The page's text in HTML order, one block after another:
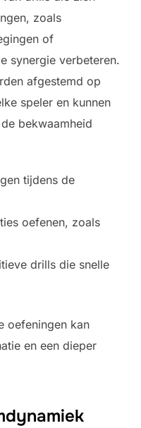
zoals
of
synergie verbeteren.
afgestemd op
speler en kunnen
bekwaamheid
tijdens de
oefenen, zoals
drills die snelle
oefeningen kan
en een dieper